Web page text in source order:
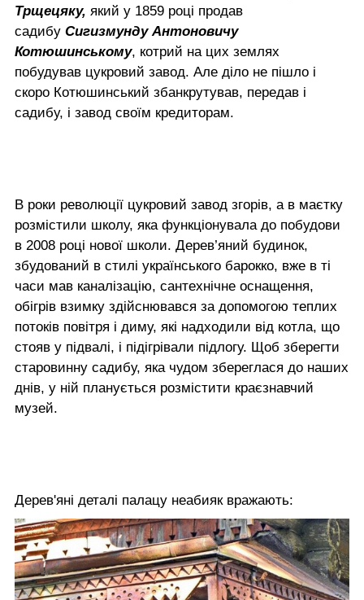
Трщецяку, який у 1859 році продав
садибу Сигизмунду Антоновичу
Котюшинському, котрий на цих землях
побудував цукровий завод. Але діло не пішло і
скоро Котюшинський збанкрутував, передав і
садибу, і завод своїм кредиторам.
В роки революції цукровий завод згорів, а в маєтку
розмістили школу, яка функціонувала до побудови
в 2008 році нової школи. Дерев’яний будинок,
збудований в стилі українського барокко, вже в ті
часи мав каналізацію, сантехнічне оснащення,
обігрів взимку здійснювався за допомогою теплих
потоків повітря і диму, які надходили від котла, що
стояв у підвалі, і підігрівали підлогу. Щоб зберегти
старовинну садибу, яка чудом збереглася до наших
днів, у ній планується розмістити краєзнавчий
музей.
Дерев'яні деталі палацу неабияк вражають: